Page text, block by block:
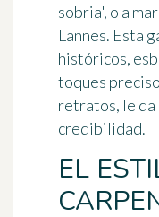
sobria', o a
Lannes. Esta
históricos,
toques
retratos, le
credibilidad.
EL